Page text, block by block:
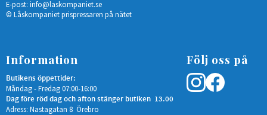
E-post: info@laskompaniet.se
© Låskompaniet prispressaren på nätet
Information
Butikens öppettider:
Måndag - Fredag 07:00-16:00
Dag före röd dag och afton stänger butiken 13.00
Adress: Nastagatan 8 Örebro
Följ oss på